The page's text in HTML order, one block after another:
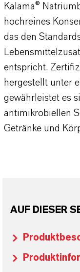
Kalama®
hochreines
das den
entspricht.
hergestellt unter
gewährleistet es
antimikrobiellen
Getränke und
AUF DIESER